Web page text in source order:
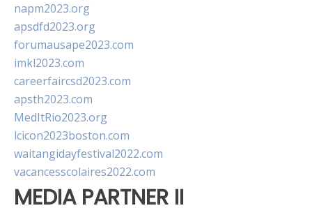
napm2023.org
apsdfd2023.org
forumausape2023.com
imkl2023.com
careerfaircsd2023.com
apsth2023.com
MedItRio2023.org
lcicon2023boston.com
waitangidayfestival2022.com
vacancesscolaires2022.com
MEDIA PARTNER II